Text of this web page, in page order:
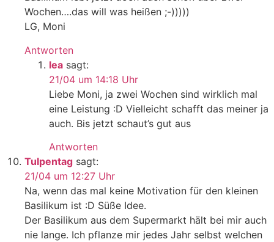
Wochen….das will was heißen ;-)))))
LG, Moni
Antworten
lea sagt:
21/04 um 14:18 Uhr
Liebe Moni, ja zwei Wochen sind wirklich mal
eine Leistung :D Vielleicht schafft das meiner ja
auch. Bis jetzt schaut’s gut aus
Antworten
Tulpentag sagt:
21/04 um 12:27 Uhr
Na, wenn das mal keine Motivation für den kleinen
Basilikum ist :D Süße Idee.
Der Basilikum aus dem Supermarkt hält bei mir auch
nie lange. Ich pflanze mir jedes Jahr selbst welchen